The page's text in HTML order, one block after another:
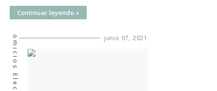
Continuar leyendo »
junio 07, 2021